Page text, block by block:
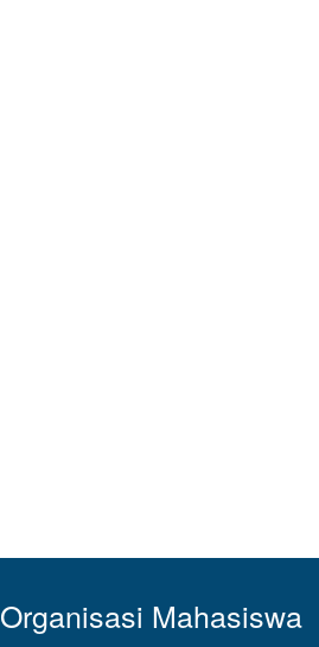
Organisasi Mahasiswa